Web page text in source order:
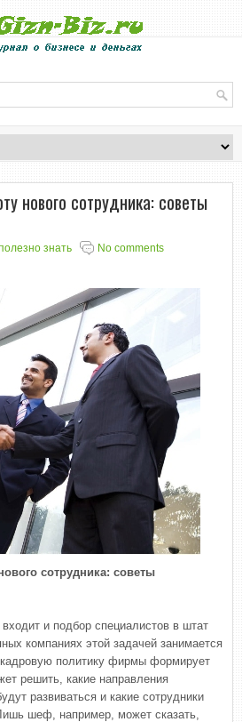
нового сотрудника: советы
знать No comments
сотрудника: советы
и подбор специалистов в штат
компаниях этой задачей занимается
политику фирмы формирует
решить, какие направления
развиваться и какие сотрудники
шеф, например, может сказать,